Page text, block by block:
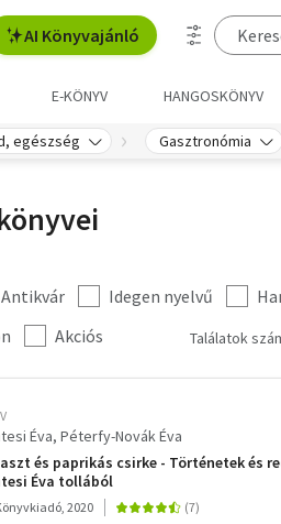
AI Könyvajánló
E-KÖNYV HANGOSKÖNYV
egészség Gasztronómia
Antikvár Idegen nyelvű
Akciós Találatok
Éva Péterfy-Novák Éva
és paprikás csirke - Történetek és
Éva tollából
2020